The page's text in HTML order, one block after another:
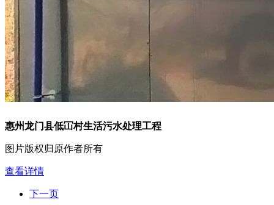
惠州龙门县低冚村生活污水处理工程
图片版权归原作者所有
查看详情
下一页